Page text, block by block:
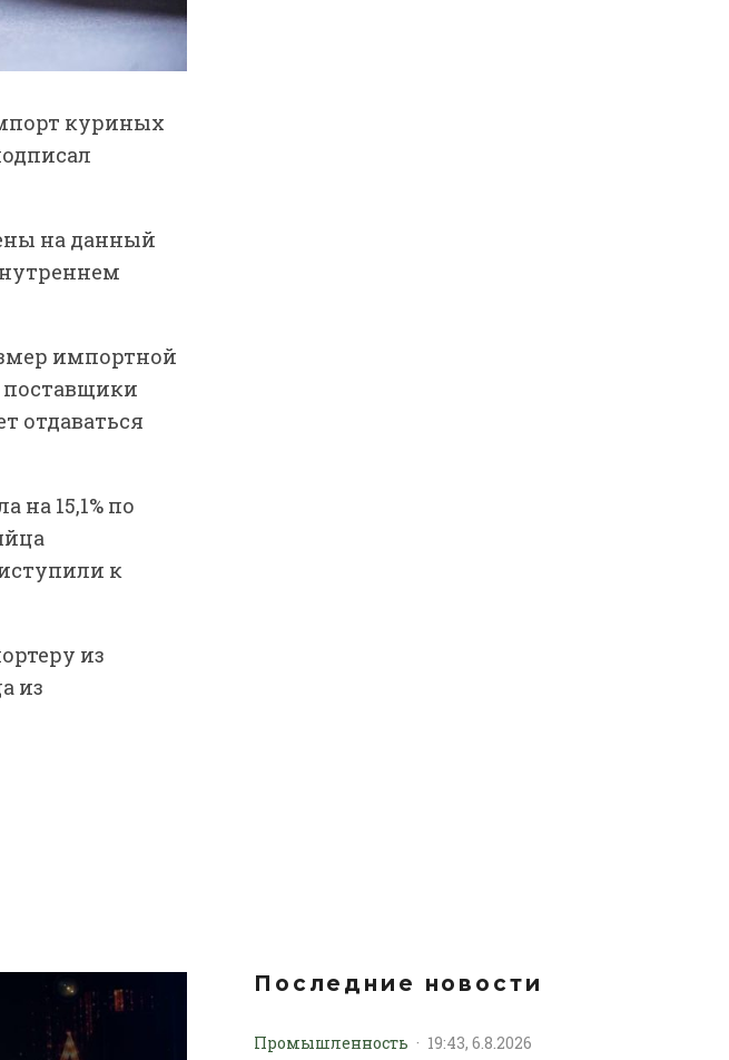
куриных
на данный
импортной
поставщики
отдаваться
15,1% по
к
из
из
Последние новости
Промышленность · 19:43, 6.8.2026